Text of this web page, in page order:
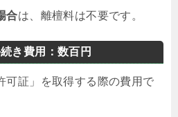
合は、離檀料は不要です。
き費用：数百円
可証」を取得する際の費用で